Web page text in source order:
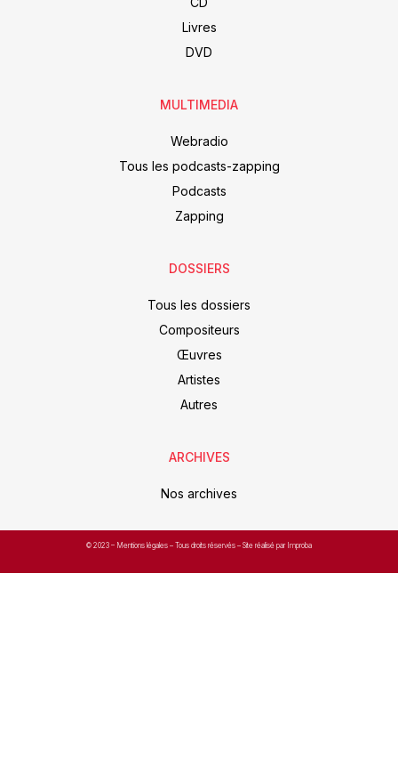
Livres
DVD
MULTIMEDIA
Webradio
Tous les podcasts-zapping
Podcasts
Zapping
DOSSIERS
Tous les dossiers
Compositeurs
Œuvres
Artistes
Autres
ARCHIVES
Nos archives
© 2023 – Mentions légales – Tous droits réservés – Site réalisé par Improba